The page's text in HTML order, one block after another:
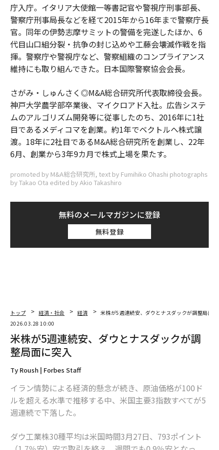
庁入庁。イタリア大使館一等書記官や警視庁刑事部長、
警察庁刑事局長などを経て2015年から16年まで警察庁長
官。同年の伊勢志摩サミットの警備を完遂したほか、6
代目山口組分裂・抗争の封じ込めや工藤会壊滅作戦を指
揮。警察庁や警視庁など、警察組織のコンプライアンス
維持にも取り組んできた。日本国際警察協会会長。
さがみ・しゅんさく◎M&A総合研究所代表取締役会長。
神戸大学農学部卒業後、マイクロアド入社。広告システ
ムのアルゴリズム開発等に従事したのち、2016年に1社
目であるメディコマを創業。約1年でベクトルへ株式譲
渡。18年に2社目であるM&A総合研究所を創業し、22年
6月、創業から3年9カ月で株式上場を果たす。
promoted by M&A総合研究所, text by Fumihiko Ohashi photographs
by Takao Ota edited by Akio Takashiro
無料のメールマガジンに登録
無料登録
トップ 経済・社会 経済
米株が5週連続安、ダウとナスダックが調整局面
2026.03.28 10:00
米株が5週連続安、ダウとナスダックが調
整局面に突入
Ty Roush | Forbes Staff
イラン情勢による経済的懸念が続き、原油価格が100ド
ルを超える水準で推移する中、米国主要3指数すべてが5
週連続で下落した。
ダウ工業株30種平均は米国時間3月27日、793ポイント